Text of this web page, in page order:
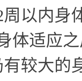
以内身
体适应
较大的